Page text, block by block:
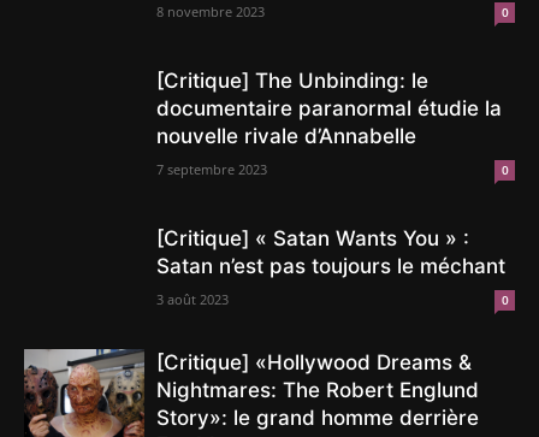
8 novembre 2023 0
[Critique] The Unbinding: le
documentaire paranormal étudie la
nouvelle rivale d’Annabelle
7 septembre 2023 0
[Critique] « Satan Wants You » :
Satan n’est pas toujours le méchant
3 août 2023 0
[Critique] «Hollywood Dreams &
Nightmares: The Robert Englund
Story»: le grand homme derrière